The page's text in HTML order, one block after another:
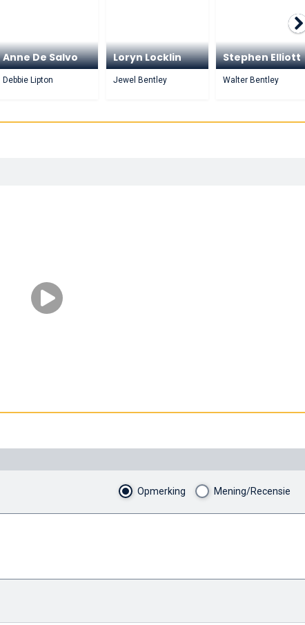
Anne De Salvo
Debbie Lipton
Loryn Locklin
Jewel Bentley
Stephen Elliott
Walter Bentley
Opmerking Mening/Recensie